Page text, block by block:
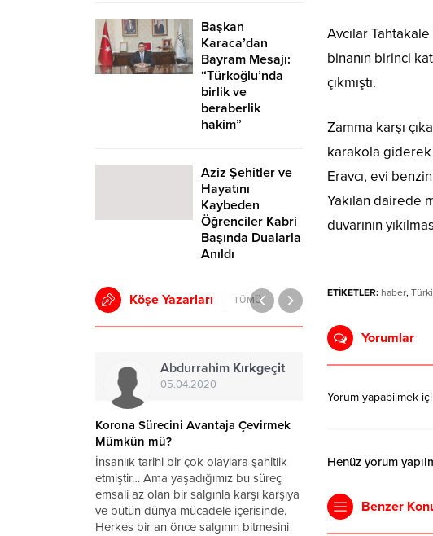
Avcılar
binanın birinci
çıkmıştı.
Zamma karşı
karakola giderek
Eravcı, evi
Yakılan dairede
duvarının
ETİKETLER: haber,
Yorumlar
Yorum yapabilmek
Henüz yorum
Benzer
Başkan
Karaca’dan
Bayram Mesajı:
“Türkoğlu’nda
birlik ve
beraberlik
hakim”
Aziz Şehitler ve
Hayatını
Kaybeden
Öğrenciler Kabri
Başında Dualarla
Anıldı
Köşe Yazarları TÜMÜ
Abdurrahim Kırkgeçit
05.04.2020
Korona Sürecini Avantaja Çevirmek
Mümkün mü?
İnsanlık tarihi bir çok olaylara şahitlik
etmiştir… Ama yaşadığımız bu süreç
emsali az olan bir salgınla karşı karşıya
ve bütün dünya mücadele içerisinde.
Herkes bir an önce salgının bitmesini